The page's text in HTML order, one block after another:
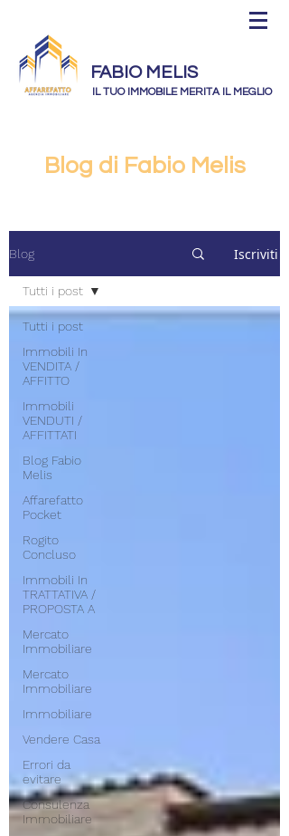
FABIO MELIS
IL TUO IMMOBILE MERITA IL MEGLIO
Blog di Fabio Melis
Blog Iscriviti
Tutti i post
Immobili In
VENDITA /
AFFITTO
Immobili
VENDUTI /
AFFITTATI
Blog Fabio
Melis
Affarefatto
Pocket
Rogito
Concluso
Immobili In
TRATTATIVA /
PROPOSTA A
Mercato
Immobiliare
Mercato
Immobiliare
Immobiliare
Vendere Casa
Errori da
evitare
Consulenza
Immobiliare
Tutti i post